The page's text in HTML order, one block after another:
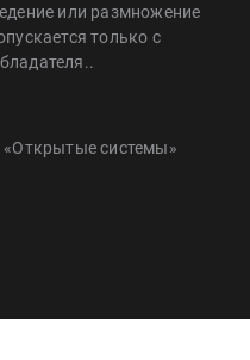
или размножение
только с
системы»